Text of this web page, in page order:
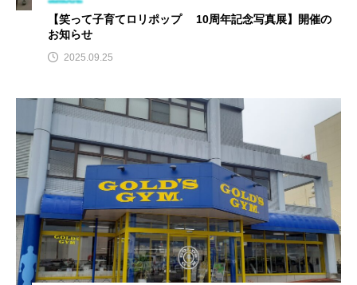
【笑って子育てロリポップ 10周年記念写真展】開催の
お知らせ
2025.09.25